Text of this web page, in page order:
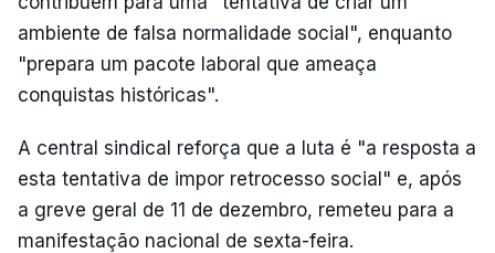
ambiente de falsa normalidade social", enquanto
"prepara um pacote laboral que ameaça
conquistas históricas".
A central sindical reforça que a luta é "a resposta a
esta tentativa de impor retrocesso social" e, após
a greve geral de 11 de dezembro, remeteu para a
manifestação nacional de sexta-feira.